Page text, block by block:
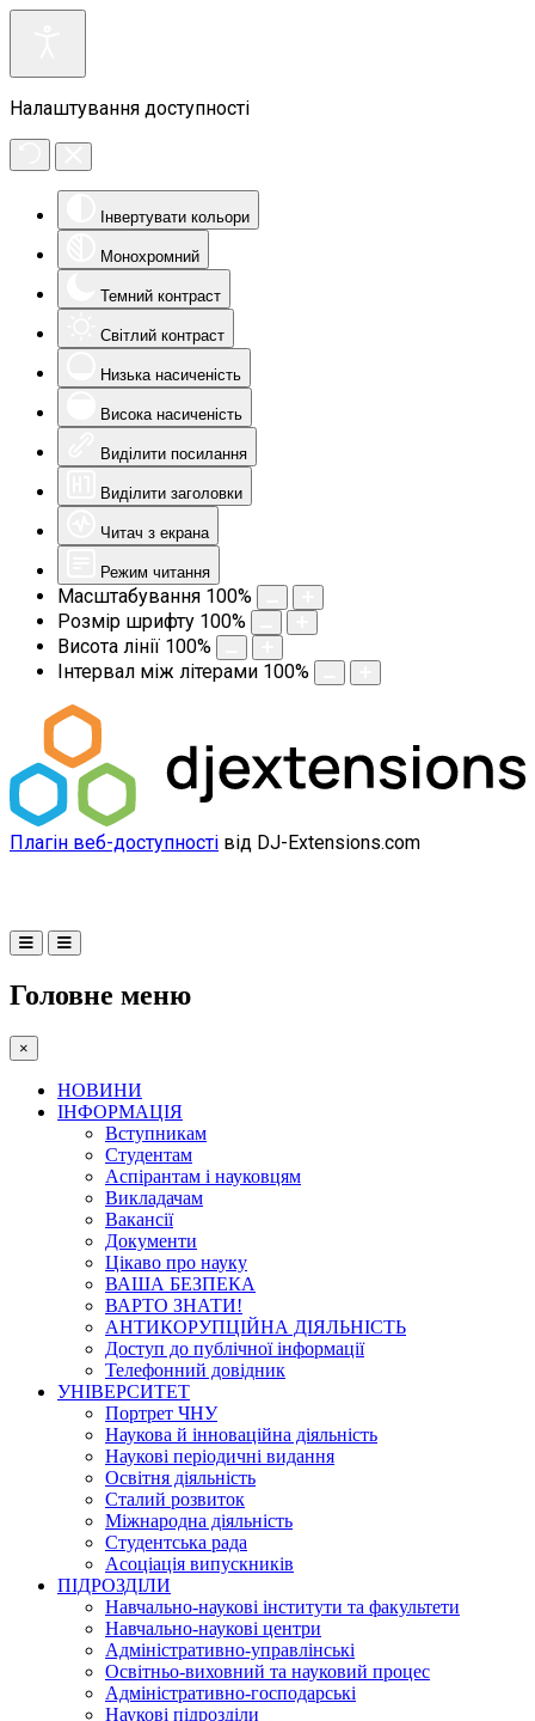
Налаштування доступності
Інвертувати кольори
Монохромний
Темний контраст
Світлий контраст
Низька насиченість
Висока насиченість
Виділити посилання
Виділити заголовки
Читач з екрана
Режим читання
Масштабування 100%
Розмір шрифту 100%
Висота лінії 100%
Інтервал між літерами 100%
Плагін веб-доступності від DJ-Extensions.com
Головне меню
×
НОВИНИ
ІНФОРМАЦІЯ
Вступникам
Студентам
Аспірантам і науковцям
Викладачам
Вакансії
Документи
Цікаво про науку
ВАША БЕЗПЕКА
ВАРТО ЗНАТИ!
АНТИКОРУПЦІЙНА ДІЯЛЬНІСТЬ
Доступ до публічної інформації
Телефонний довідник
УНІВЕРСИТЕТ
Портрет ЧНУ
Наукова й інноваційна діяльність
Наукові періодичні видання
Освітня діяльність
Сталий розвиток
Міжнародна діяльність
Студентська рада
Асоціація випускників
ПІДРОЗДІЛИ
Навчально-наукові інститути та факультети
Навчально-наукові центри
Адміністративно-управлінські
Освітньо-виховний та науковий процес
Адміністративно-господарські
Наукові підрозділи